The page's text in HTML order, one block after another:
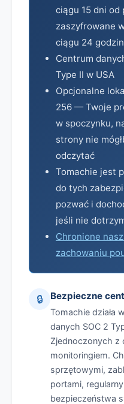
ciągu 15 dni
zaszyfrowane
ciągu 24 godzin
Centrum
Type II w USA
Opcjonalne
256 — Twoje
w spoczynku,
strony nie
odczytać
Tomachie jest
do tych
pozwać i
jeśli nie
Chronione
zachowaniu
🔒 Bezpieczne
Tomachie działa
danych SOC 2
Zjednoczonych z
monitoringiem.
sprzętowymi,
portami,
bezpieczeństwa